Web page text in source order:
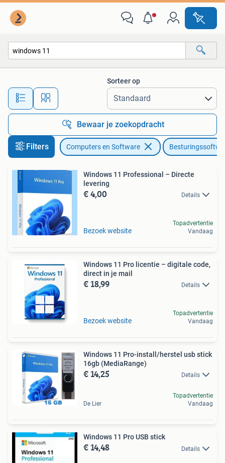
Alle afstanden…
Sorteer op
Bewaar je zoekopdracht
Filters Computers en Software
Windows 11 Professional – Directe
levering
€ 4,00 Details
Bezoek website
Topadvertentie
Vandaag
Windows 11 Pro licentie – digitale code,
direct in je mail
€ 18,99 Details
Bezoek website
Topadvertentie
Vandaag
Windows 11 Pro-install/herstel usb stick
16gb (MediaRange)
€ 14,25 Details
De Lier
Topadvertentie
Vandaag
Windows 11 Pro USB stick
€ 14,48 Details